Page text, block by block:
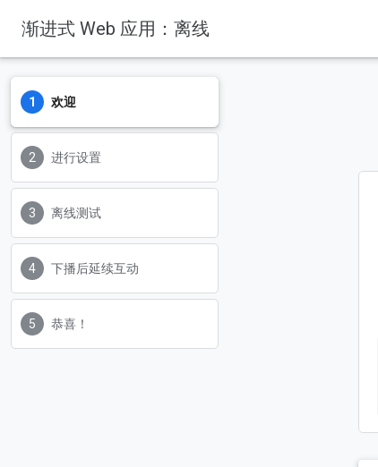
渐进式 Web 应用：离线
欢迎
进行设置
离线测试
下播后延续互动
恭喜！